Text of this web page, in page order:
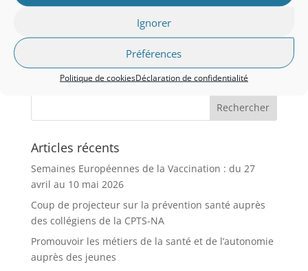
Ignorer
Préférences
Politique de cookiesDéclaration de confidentialité
Se souvenir de moi
Articles récents
Semaines Européennes de la Vaccination : du 27
avril au 10 mai 2026
Coup de projecteur sur la prévention santé auprès
des collégiens de la CPTS-NA
Promouvoir les métiers de la santé et de l’autonomie
auprès des jeunes